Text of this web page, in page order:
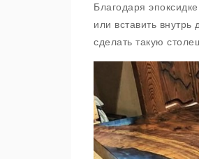
Благодаря
или вставить
сделать такую